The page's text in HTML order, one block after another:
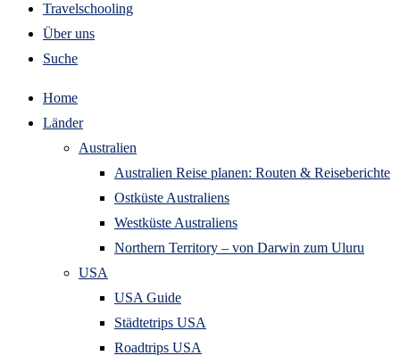
Travelschooling
Über uns
Suche
Home
Länder
Australien
Australien Reise planen: Routen & Reiseberichte
Ostküste Australiens
Westküste Australiens
Northern Territory – von Darwin zum Uluru
USA
USA Guide
Städtetrips USA
Roadtrips USA